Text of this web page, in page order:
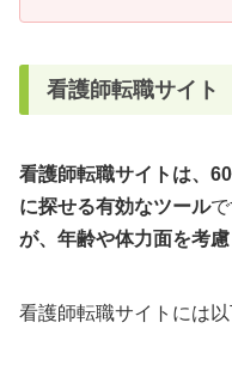
看護師転職サイト
看護師転職サイトは、
に探せる有効なツールで
が、年齢や体力面を考
看護師転職サイトには